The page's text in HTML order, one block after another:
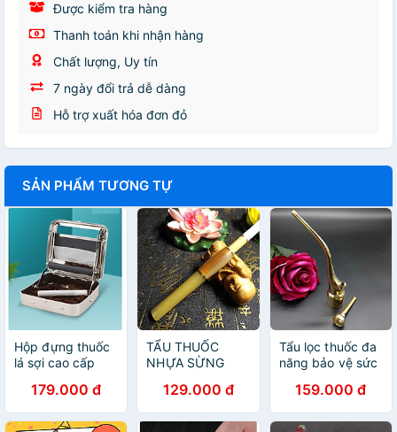
Được kiểm tra hàng
Thanh toán khi nhận hàng
Chất lượng, Uy tín
7 ngày đổi trả dễ dàng
Hỗ trợ xuất hóa đơn đỏ
SẢN PHẨM TƯƠNG TỰ
Hộp đựng thuốc
lá sợi cao cấp
179.000 đ
TẨU THUỐC
NHỰA SỪNG
LỌC THUỐC BẢO
VỆ SỨC KHỎE
129.000 đ
Tẩu lọc thuốc đa
năng bảo vệ sức
159.000 đ